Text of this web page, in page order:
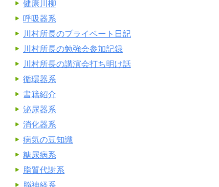
健康川柳
呼吸器系
川村所長のプライベート日記
川村所長の勉強会参加記録
川村所長の講演会打ち明け話
循環器系
書籍紹介
泌尿器系
消化器系
病気の豆知識
糖尿病系
脂質代謝系